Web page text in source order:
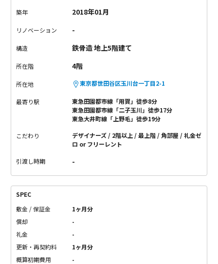
築年 2018年01月
リノベーション -
構造 鉄骨造 地上5階建て
所在階 4階
所在地 東京都世田谷区玉川台一丁目2-1
最寄り駅
東急田園都市線「用賀」徒歩8分
東急田園都市線「二子玉川」徒歩17分
東急大井町線「上野毛」徒歩19分
こだわり デザイナーズ 2階以上 最上階 角部屋
礼金ゼ
ロ or フリーレント
引渡し時期 -
SPEC
敷金 / 保証金
1ヶ月分
償却
-
礼金
-
更新・再契約料
1ヶ月分
概算初期費用
-